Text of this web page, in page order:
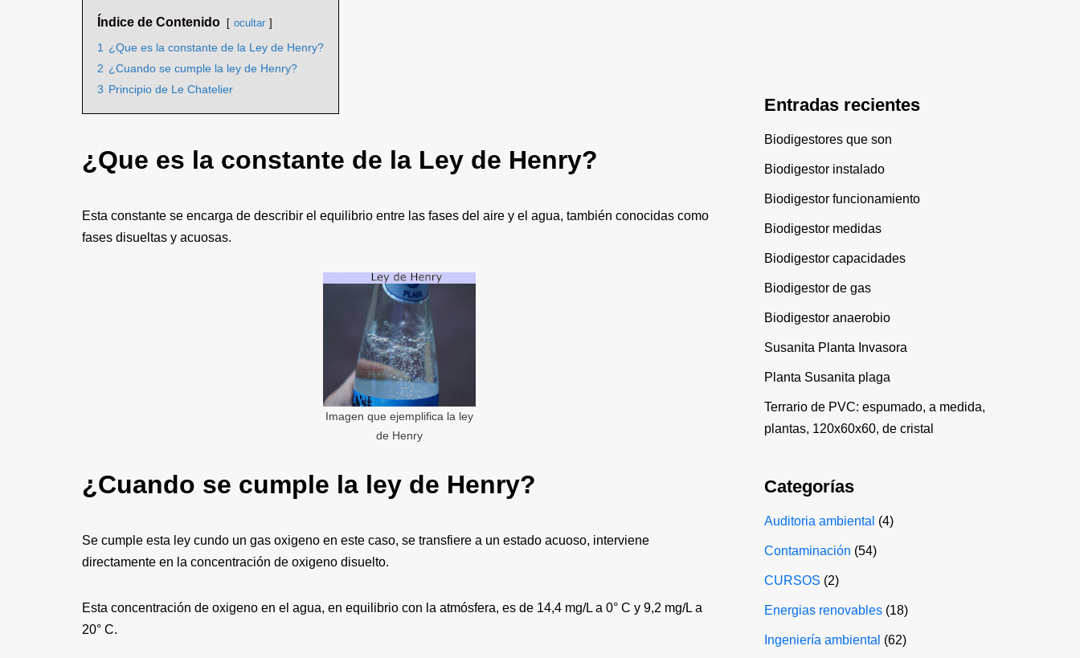
Índice de Contenido ocultar
1
¿Que es la constante de la Ley de Henry?
2 ¿Cuando se cumple la ley de Henry?
3 Principio de Le Chatelier
¿Que es la constante de la Ley de Henry?
Esta constante se encarga de describir el equilibrio entre las fases del aire y el agua, también conocidas como
fases disueltas y acuosas.
Imagen que ejemplifica la ley
de Henry
¿Cuando se cumple la ley de Henry?
Se cumple esta ley cundo un gas oxigeno en este caso, se transfiere a un estado acuoso, interviene
directamente en la concentración de oxigeno disuelto.
Esta concentración de oxigeno en el agua, en equilibrio con la atmósfera, es de 14,4 mg/L a 0° C y 9,2 mg/L a
20° C.
Entradas recientes
Biodigestores que son
Biodigestor instalado
Biodigestor funcionamiento
Biodigestor medidas
Biodigestor capacidades
Biodigestor de gas
Biodigestor anaerobio
Susanita Planta Invasora
Planta Susanita plaga
Terrario de PVC: espumado, a medida,
plantas, 120x60x60, de cristal
Categorías
Auditoria ambiental (4)
Contaminación (54)
CURSOS (2)
Energias renovables (18)
Ingeniería ambiental (62)